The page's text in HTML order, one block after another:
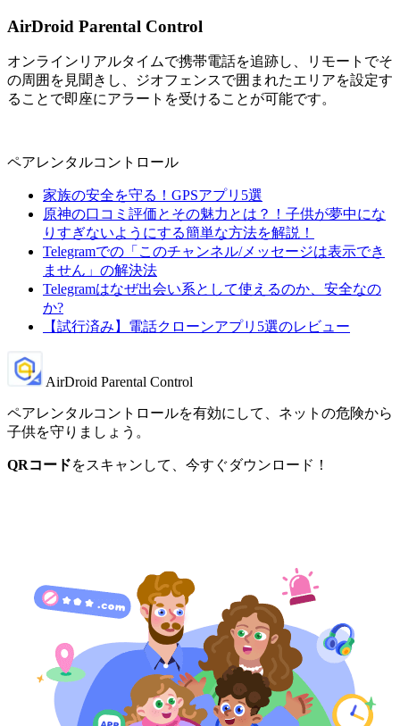
AirDroid Parental Control
オンラインリアルタイムで携帯電話を追跡し、リモートでそ
の周囲を見聞きし、ジオフェンスで囲まれたエリアを設定す
ることで即座にアラートを受けることが可能です。
ペアレンタルコントロール
家族の安全を守る！GPSアプリ5選
原神の口コミ評価とその魅力とは？！子供が夢中にな
りすぎないようにする簡単な方法を解説！
Telegramでの「このチャンネル/メッセージは表示でき
ません」の解決法
Telegramはなぜ出会い系として使えるのか、安全なの
か?
【試行済み】電話クローンアプリ5選のレビュー
AirDroid Parental Control
ペアレンタルコントロールを有効にして、ネットの危険から
子供を守りましょう。
QRコードをスキャンして、今すぐダウンロード！